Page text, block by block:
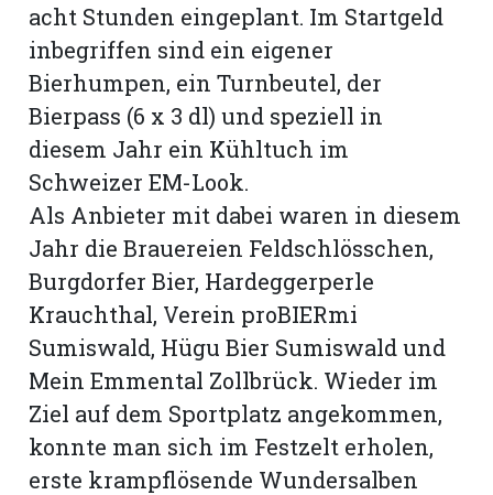
acht Stunden eingeplant. Im Startgeld
inbegriffen sind ein eigener
Bierhumpen, ein Turnbeutel, der
Bierpass (6 x 3 dl) und speziell in
diesem Jahr ein Kühltuch im
Schweizer EM-Look.
Als Anbieter mit dabei waren in diesem
Jahr die Brauereien Feldschlösschen,
Burgdorfer Bier, Hardeggerperle
Krauchthal, Verein proBIERmi
Sumiswald, Hügu Bier Sumiswald und
Mein Emmental Zollbrück. Wieder im
Ziel auf dem Sportplatz angekommen,
konnte man sich im Festzelt erholen,
erste krampflösende Wundersalben